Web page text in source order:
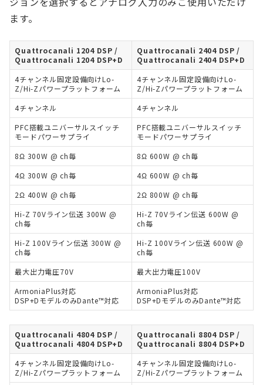
ます。
Quattrocanali 1204 DSP /
Quattrocanali 1204 DSP+D
Quattrocanali 2404 DSP /
Quattrocanali 2404 DSP+D
4チャンネル固定設備向けLo-
Z/Hi-Zパワープラットフォーム
4チャンネル固定設備向けLo-
Z/Hi-Zパワープラットフォーム
4チャンネル
4チャンネル
PFC搭載ユニバーサルスイッチ
モードパワーサプライ
PFC搭載ユニバーサルスイッチ
モードパワーサプライ
8Ω 300W @ ch毎
8Ω 600W @ ch毎
4Ω 300W @ ch毎
4Ω 600W @ ch毎
2Ω 400W @ ch毎
2Ω 800W @ ch毎
Hi-Z 70Vライン伝送 300W @
ch毎
Hi-Z 70Vライン伝送 600W @
ch毎
Hi-Z 100Vライン伝送 300W @
ch毎
Hi-Z 100Vライン伝送 600W @
ch毎
最大出力電圧70V
最大出力電圧100V
ArmoniaPlus対応
DSP+DモデルのみDante™対応
ArmoniaPlus対応
DSP+DモデルのみDante™対応
Quattrocanali 4804 DSP /
Quattrocanali 4804 DSP+D
Quattrocanali 8804 DSP /
Quattrocanali 8804 DSP+D
4チャンネル固定設備向けLo-
Z/Hi-Zパワープラットフォーム
4チャンネル固定設備向けLo-
Z/Hi-Zパワープラットフォーム